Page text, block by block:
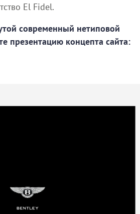
El Fidel.
современный нетиповой
презентацию концепта сайта: